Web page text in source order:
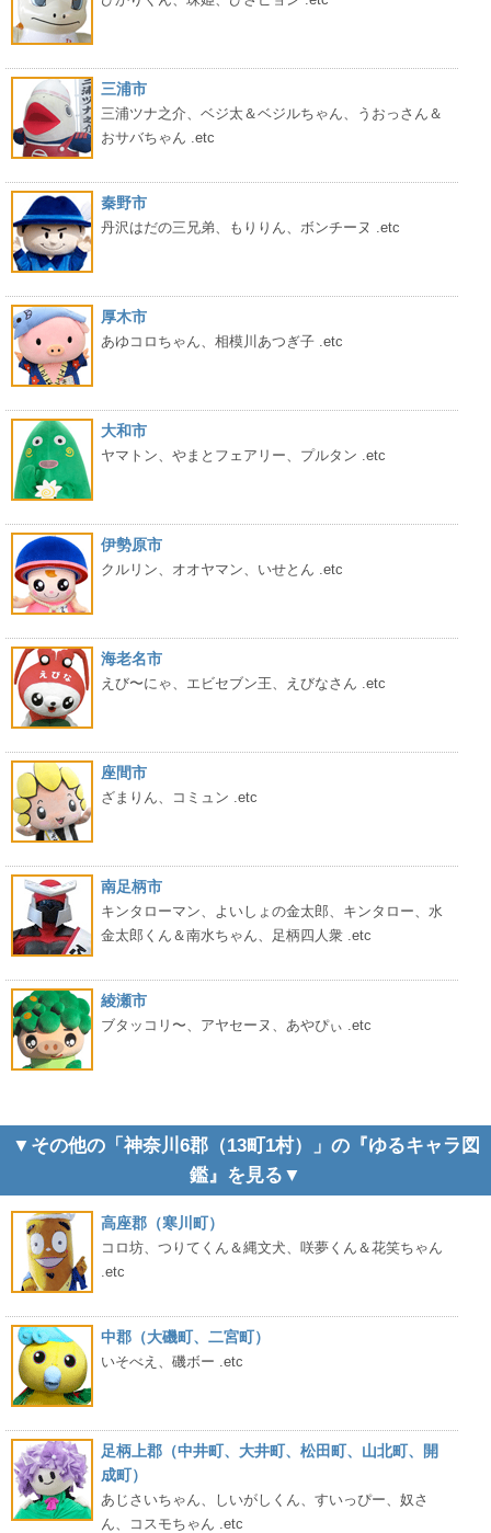
三浦市
三浦ツナ之介、ベジ太＆ベジルちゃん、うおっさん＆
おサバちゃん .etc
秦野市
丹沢はだの三兄弟、もりりん、ボンチーヌ .etc
厚木市
あゆコロちゃん、相模川あつぎ子 .etc
大和市
ヤマトン、やまとフェアリー、プルタン .etc
伊勢原市
クルリン、オオヤマン、いせとん .etc
海老名市
えび〜にゃ、エビセブン王、えびなさん .etc
座間市
ざまりん、コミュン .etc
南足柄市
キンタローマン、よいしょの金太郎、キンタロー、水
金太郎くん＆南水ちゃん、足柄四人衆 .etc
綾瀬市
ブタッコリ〜、アヤセーヌ、あやぴぃ .etc
▼その他の「神奈川6郡（13町1村）」の『ゆるキャラ図
鑑』を見る▼
高座郡（寒川町）
コロ坊、つりてくん＆縄文犬、咲夢くん＆花笑ちゃん
.etc
中郡（大磯町、二宮町）
いそべえ、磯ボー .etc
足柄上郡（中井町、大井町、松田町、山北町、開
成町）
あじさいちゃん、しいがしくん、すいっぴー、奴さ
ん、コスモちゃん .etc